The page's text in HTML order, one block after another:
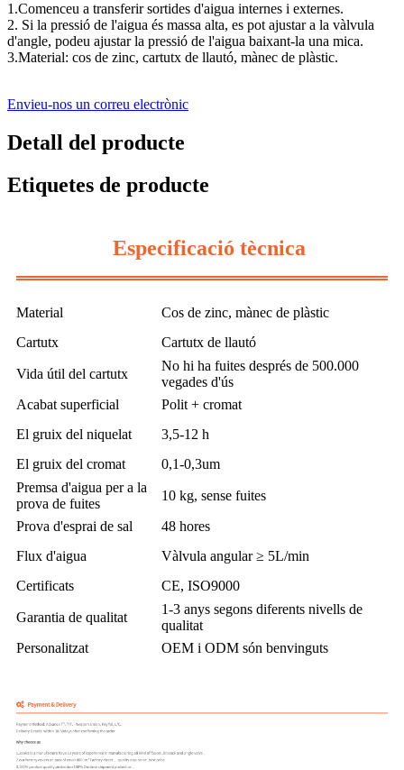
1.Comenceu a transferir sortides d'aigua internes i externes.
2. Si la pressió de l'aigua és massa alta, es pot ajustar a la vàlvula
d'angle, podeu ajustar la pressió de l'aigua baixant-la una mica.
3.Material: cos de zinc, cartutx de llautó, mànec de plàstic.
Envieu-nos un correu electrònic
Detall del producte
Etiquetes de producte
Especificació tècnica
Material
Cos de zinc, mànec de plàstic
Cartutx
Cartutx de llautó
Vida útil del cartutx
No hi ha fuites després de 500.000
vegades d'ús
Acabat superficial
Polit + cromat
El gruix del niquelat
3,5-12 h
El gruix del cromat
0,1-0,3um
Premsa d'aigua per a la
prova de fuites
10 kg, sense fuites
Prova d'esprai de sal
48 hores
Flux d'aigua
Vàlvula angular ≥ 5L/min
Certificats
CE, ISO9000
Garantia de qualitat
1-3 anys segons diferents nivells de
qualitat
Personalitzat
OEM i ODM són benvinguts